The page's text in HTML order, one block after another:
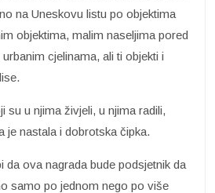
na Uneskovu listu po objektima
objektima, malim naseljima pored
cjelinama, ali ti objekti i
su u njima živjeli, u njima radili,
je nastala i dobrotska čipka.
da ova nagrada bude podsjetnik da
samo po jednom nego po više